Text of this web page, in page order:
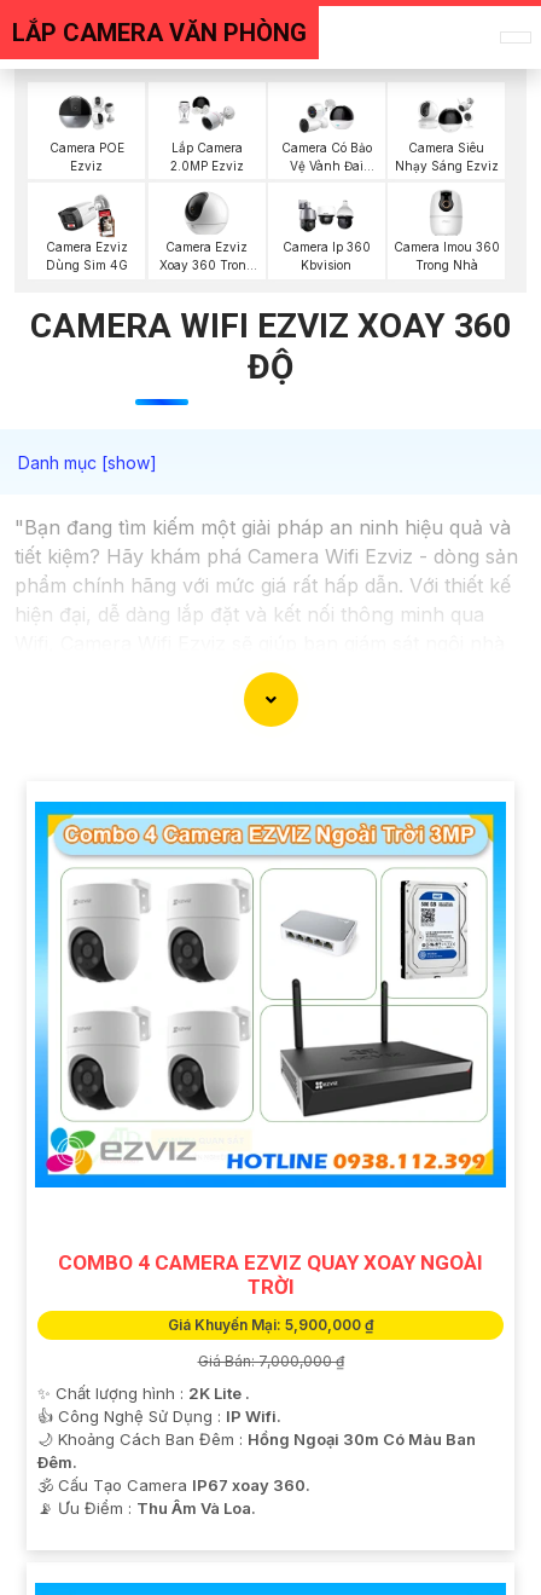
LẮP CAMERA VĂN PHÒNG
Camera POE
Ezviz
Lắp Camera
2.0MP Ezviz
Camera Có Bảo
Vệ Vành Đai
Camera Siêu
Nhạy Sáng Ezviz
Camera Ezviz
Dùng Sim 4G
Camera Ezviz
Xoay 360 Trong
Camera Ip 360
Kbvision
Camera Imou 360
Trong Nhà
CAMERA WIFI EZVIZ XOAY 360
ĐỘ
"Bạn đang tìm kiếm một giải pháp an ninh hiệu quả và
tiết kiệm? Hãy khám phá Camera Wifi Ezviz - dòng sản
phẩm chính hãng với mức giá rất hấp dẫn. Với thiết kế
hiện đại, dễ dàng lắp đặt và kết nối thông minh qua
hoặc văn phòng mọi lúc mọi nơi chỉ bằng một chiếc
Không chỉ vậy, sản phẩm cũng mang lại chất lượng
cơ hội sở hữu Camera Wifi Ezviz giá rẻ chính hãng để
bảo vệ tài sản và gia đình của bạn ngay hôm nay!"
Hy vọng đoạn văn trên sẽ giúp bạn trong việc giới thiệu
sản phẩm Camera Wifi Ezviz.
COMBO 4 CAMERA EZVIZ QUAY XOAY NGOÀI
TRỜI
Giá Khuyến Mại: 5,900,000 ₫
Giá Bán: 7,000,000 ₫
✨ Chất lượng hình : 2K Lite .
👍 Công Nghệ Sử Dụng : IP Wifi.
🌙 Khoảng Cách Ban Đêm : Hồng Ngoại 30m Có Màu Ban
Ðêm.
🕉️ Cấu Tạo Camera IP67 xoay 360.
️📡 Ưu Điểm : Thu Âm Và Loa.